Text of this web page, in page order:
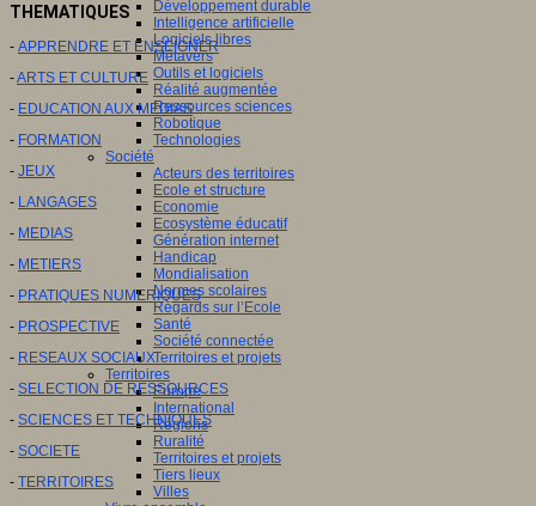
Développement durable
Intelligence artificielle
Logiciels libres
Métavers
Outils et logiciels
Réalité augmentée
Ressources sciences
Robotique
Technologies
Société
Acteurs des territoires
Ecole et structure
Economie
Ecosystème éducatif
Génération internet
Handicap
Mondialisation
Normes scolaires
Regards sur l’Ecole
Santé
Société connectée
Territoires et projets
Territoires
Europe
International
Régions
Ruralité
Territoires et projets
Tiers lieux
Villes
THEMATIQUES
- APPRENDRE ET ENSEIGNER
-ARTS ET CULTURE
- EDUCATION AUX MEDIAS
- FORMATION
- JEUX
- LANGAGES
- MEDIAS
- METIERS
- PRATIQUES NUMERIQUES
- PROSPECTIVE
- RESEAUX SOCIAUX
- SELECTION DE RESSOURCES
- SCIENCES ET TECHNIQUES
- SOCIETE
- TERRITOIRES